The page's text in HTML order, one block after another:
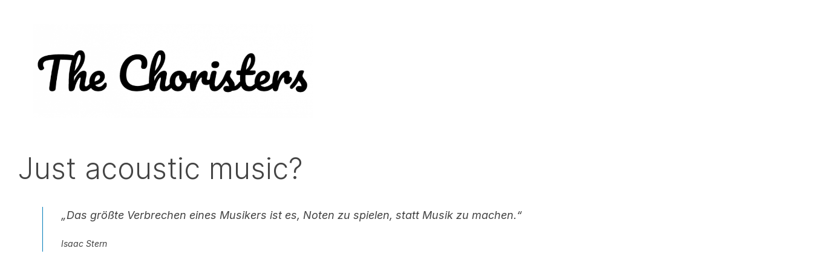
Just acoustic music?
„Das größte Verbrechen eines Musikers ist es, Noten zu spielen, statt Musik zu machen.“
Isaac Stern